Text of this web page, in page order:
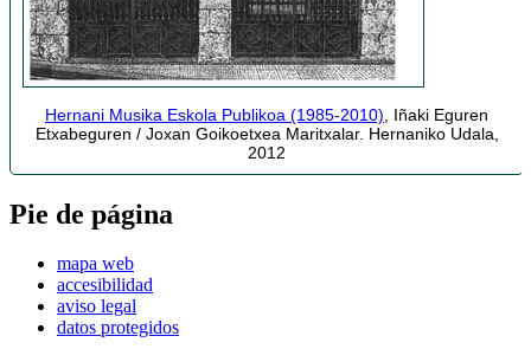
Hernani Musika Eskola Publikoa (1985-2010) , Iñaki Eguren
Etxabeguren / Joxan Goikoetxea Maritxalar. Hernaniko Udala,
2012
Pie de página
mapa web
accesibilidad
aviso legal
datos protegidos